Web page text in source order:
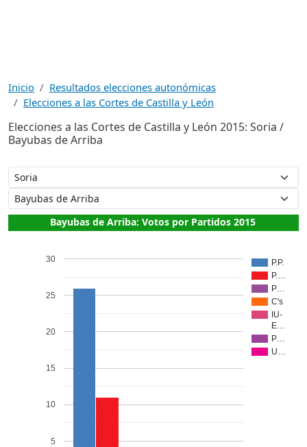
Inicio
Resultados elecciones autonómicas
Elecciones a las Cortes de Castilla y León
Elecciones a las Cortes de Castilla y León 2015: Soria /
Bayubas de Arriba
Bayubas de Arriba: Votos por Partidos 2015
P.P.
P.…
P…
C's
IU-
E…
P…
U…
5
10
15
20
25
30